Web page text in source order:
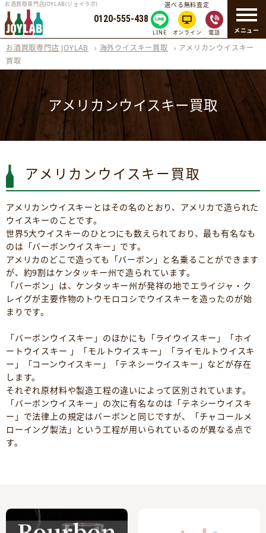
メニュー
お酒買取専門店JOYLAB(ジョイラボ)
0120-555-438
選べる無料査定
LINE オンライン 電話
お酒買取専門店 JOYLAB › 海外ウイスキー買取 › アメリカンウイスキー
買取
アメリカンウイスキー買取
アメリカンウイスキー買取
アメリカンウイスキーとはその名のとおり、アメリカで造られた
ウイスキーのことです。
世界5大ウイスキーのひとつにも数えられており、最も有名なも
のは「バーボンウイスキー」です。
アメリカのどこで造っても「バーボン」と名乗ることができます
が、約9割はケンタッキー州で造られています。
「バーボン」は、ケンタッキー州が発祥の地でエライジャ・ク
レイグが主要作物のトウモロコシでウイスキーを造ったのが始
まりです。
「バーボンウイスキー」のほかにも「ライウイスキー」「ホイ
ートウイスキー 」「モルトウイスキー」「ライモルトウイスキ
ー」「コーンウイスキー」「テネシーウイスキー」などが存在
します。
それぞれ原材料や製造工程の違いによって区別されています。
「バーボンウイスキー」の次に有名なのは「テネシーウイスキ
ー」で法律上の規定はバーボンと同じですが、「チャコールメ
ローイング製法」という工程が用いられているのが異なる点で
す。